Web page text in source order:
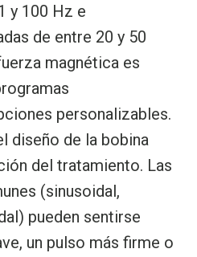
y 100 Hz e
de entre 20 y 50
magnética es
personalizables.
diseño de la bobina
del tratamiento. Las
(sinusoidal,
pueden sentirse
un pulso más firme o